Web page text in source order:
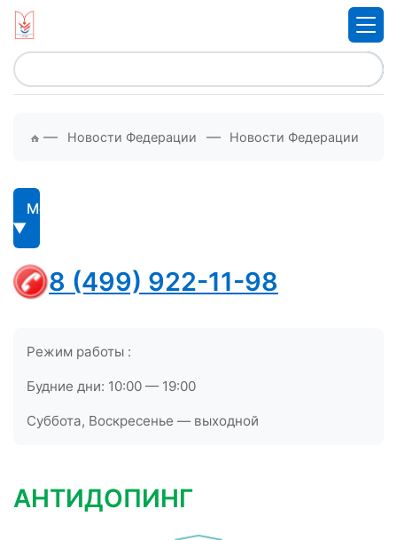
— Новости Федерации — Новости Федерации
Меню
8 (499) 922-11-98
Режим работы :
Будние дни: 10:00 — 19:00
Суббота, Воскресенье — выходной
АНТИДОПИНГ